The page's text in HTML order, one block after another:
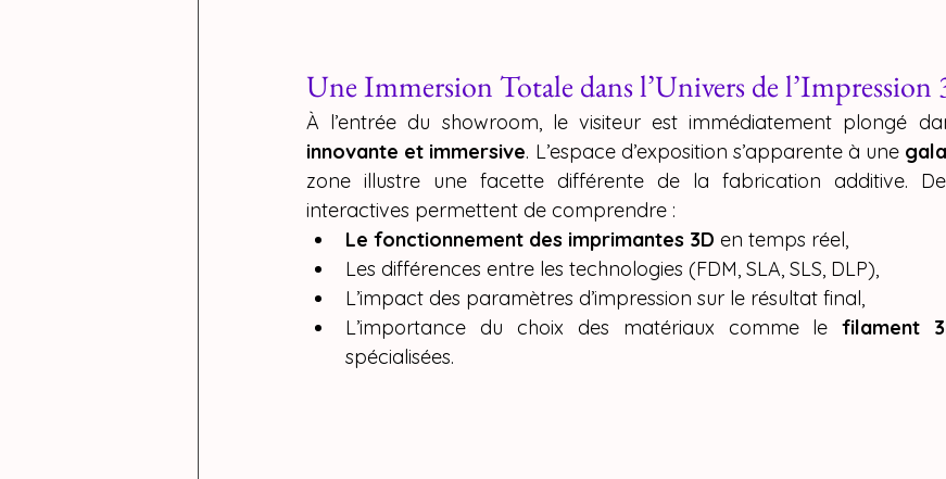
Une Immersion Totale dans l’Univers de l’Impression
À l’entrée du showroom, le visiteur est immédiatement plongé
innovante et immersive. L’espace d’exposition s’apparente à une
zone illustre une facette différente de la fabrication additive.
interactives permettent de comprendre :
Le fonctionnement des imprimantes 3D en temps réel,
Les différences entre les technologies (FDM, SLA, SLS, DLP),
L’impact des paramètres d’impression sur le résultat final,
L’importance du choix des matériaux comme le filament
spécialisées.